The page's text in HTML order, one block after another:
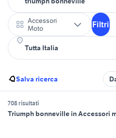
Accessori
Moto
Filtri
Salva ricerca
708 risultati
Triumph bonneville in Accessori